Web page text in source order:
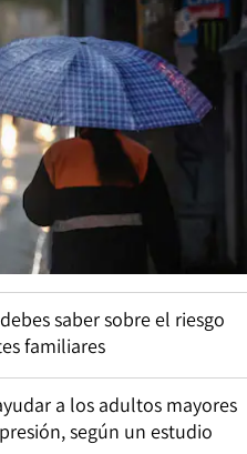
saber sobre el riesgo
familiares
a los adultos mayores
según un estudio